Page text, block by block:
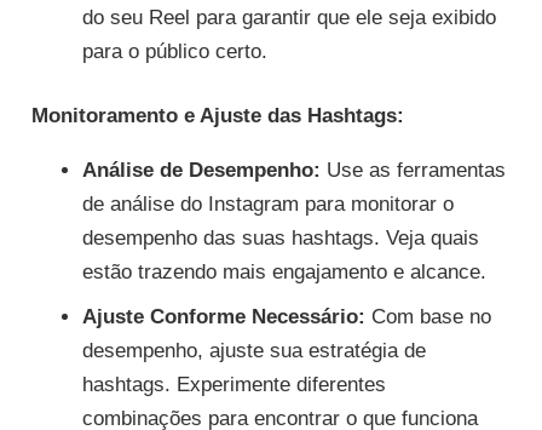
do seu Reel para garantir que ele seja exibido
para o público certo.
Monitoramento e Ajuste das Hashtags:
Análise de Desempenho: Use as ferramentas
de análise do Instagram para monitorar o
desempenho das suas hashtags. Veja quais
estão trazendo mais engajamento e alcance.
Ajuste Conforme Necessário: Com base no
desempenho, ajuste sua estratégia de
hashtags. Experimente diferentes
combinações para encontrar o que funciona